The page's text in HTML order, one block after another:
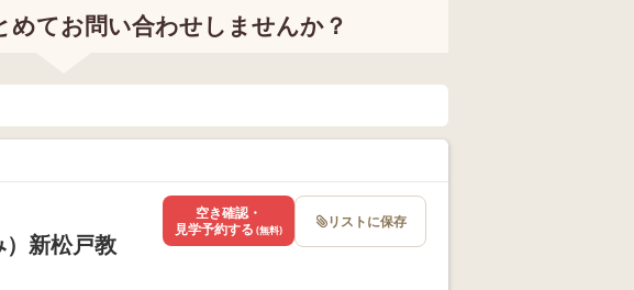
めてお問い合わせしませんか？
）新松戸教
空き確認・
見学予約する (無料) リストに保存